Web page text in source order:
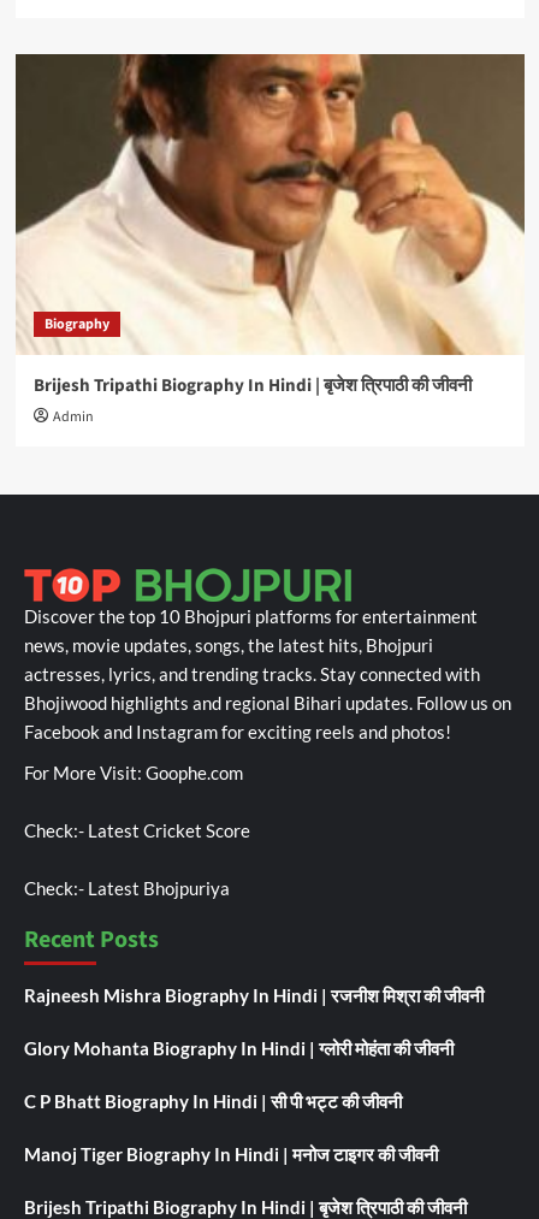
Biography
Brijesh Tripathi Biography In Hindi | बृजेश त्रिपाठी की जीवनी
Admin
Discover the top 10 Bhojpuri platforms for entertainment
news, movie updates, songs, the latest hits, Bhojpuri
actresses, lyrics, and trending tracks. Stay connected with
Bhojiwood highlights and regional Bihari updates. Follow us on
Facebook and Instagram for exciting reels and photos!
For More Visit: Goophe.com
Check:- Latest Cricket Score
Check:- Latest Bhojpuriya
Recent Posts
Rajneesh Mishra Biography In Hindi | रजनीश मिश्रा की जीवनी
Glory Mohanta Biography In Hindi | ग्लोरी मोहंता की जीवनी
C P Bhatt Biography In Hindi | सी पी भट्ट की जीवनी
Manoj Tiger Biography In Hindi | मनोज टाइगर की जीवनी
Brijesh Tripathi Biography In Hindi | बृजेश त्रिपाठी की जीवनी